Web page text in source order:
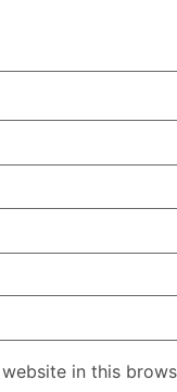
website in this